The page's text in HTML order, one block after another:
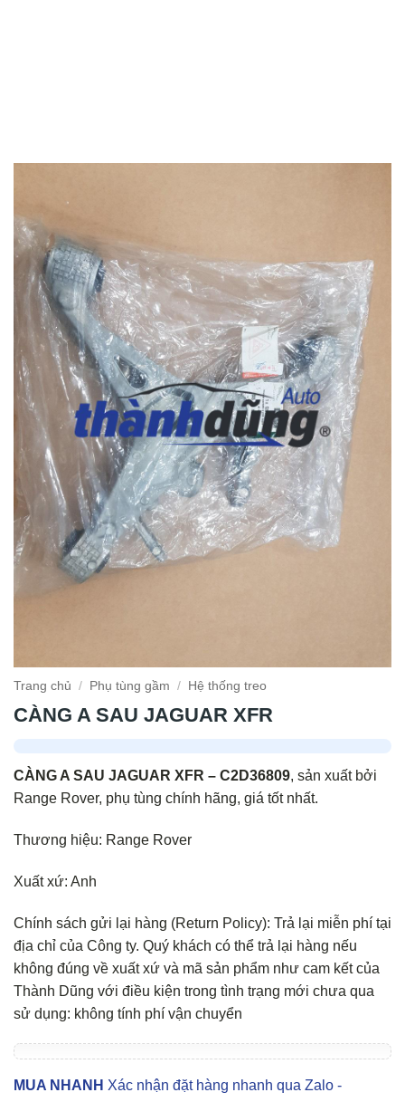
Trang chủ / Phụ tùng gầm / Hệ thống treo
CÀNG A SAU JAGUAR XFR
CÀNG A SAU JAGUAR XFR – C2D36809, sản xuất bởi
Range Rover, phụ tùng chính hãng, giá tốt nhất.
Thương hiệu: Range Rover
Xuất xứ: Anh
Chính sách gửi lại hàng (Return Policy): Trả lại miễn phí tại
địa chỉ của Công ty. Quý khách có thể trả lại hàng nếu
không đúng về xuất xứ và mã sản phẩm như cam kết của
Thành Dũng với điều kiện trong tình trạng mới chưa qua
sử dụng: không tính phí vận chuyển
MUA NHANH Xác nhận đặt hàng nhanh qua Zalo -